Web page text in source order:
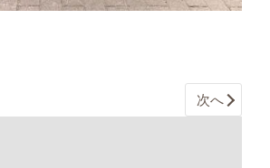
次へ